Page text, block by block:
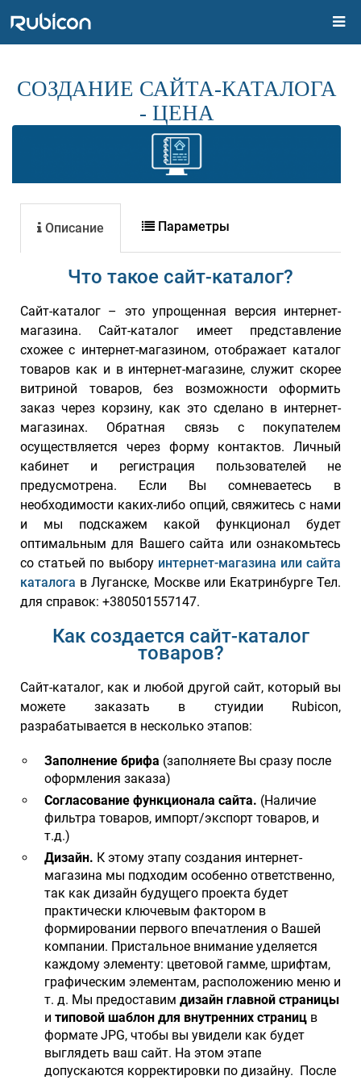
СОЗДАНИЕ САЙТА-КАТАЛОГА
- ЦЕНА
Описание Параметры
Что такое сайт-каталог?
Сайт-каталог – это упрощенная версия интернет-
магазина. Сайт-каталог имеет представление
схожее с интернет-магазином, отображает каталог
товаров как и в интернет-магазине, служит скорее
витриной товаров, без возможности оформить
заказ через корзину, как это сделано в интернет-
магазинах. Обратная связь с покупателем
осуществляется через форму контактов. Личный
кабинет и регистрация пользователей не
предусмотрена. Если Вы сомневаетесь в
необходимости каких-либо опций, свяжитесь с нами
и мы подскажем какой функционал будет
оптимальным для Вашего сайта или ознакомьтесь
со статьей по выбору интернет-магазина или сайта
каталога в Луганске, Москве или Екатринбурге Тел.
для справок: +380501557147.
Как создается сайт-каталог
товаров?
Сайт-каталог, как и любой другой сайт, который вы
можете заказать в стуидии Rubicon,
разрабатывается в несколько этапов:
Заполнение брифа (заполняете Вы сразу после
оформления заказа)
Согласование функционала сайта. (Наличие
фильтра товаров, импорт/экспорт товаров, и
т.д.)
Дизайн. К этому этапу создания интернет-
магазина мы подходим особенно ответственно,
так как дизайн будущего проекта будет
практически ключевым фактором в
формировании первого впечатления о Вашей
компании. Пристальное внимание уделяется
каждому элементу: цветовой гамме, шрифтам,
графическим элементам, расположению меню и
т. д. Мы предоставим дизайн главной страницы
и типовой шаблон для внутренних страниц в
формате JPG, чтобы вы увидели как будет
выглядеть ваш сайт. На этом этапе
допускаются корректировки по дизайну. После